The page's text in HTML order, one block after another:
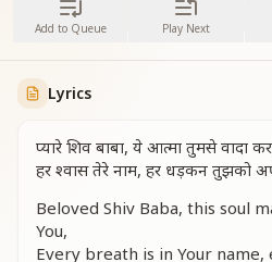
Add to Queue Play Next
Lyrics
प्यारे शिव बाबा, ये आत्मा तुमसे वादा
हर श्वास तेरे नाम, हर धड़कन तुझको
Beloved Shiv Baba, this soul
You,
Every breath is in Your name,